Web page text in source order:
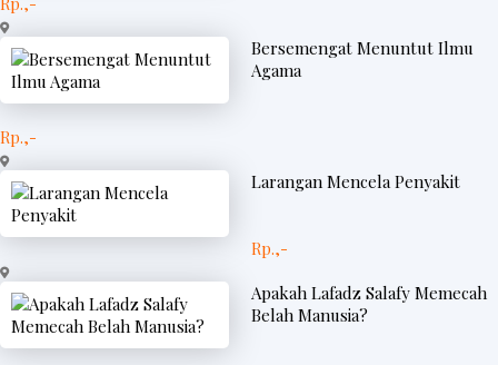
Rp.,-
Bersemengat Menuntut Ilmu
Agama
Rp.,-
Larangan Mencela Penyakit
Rp.,-
Apakah Lafadz Salafy Memecah
Belah Manusia?